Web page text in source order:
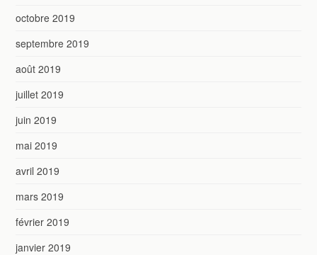
octobre 2019
septembre 2019
août 2019
juillet 2019
juin 2019
mai 2019
avril 2019
mars 2019
février 2019
janvier 2019